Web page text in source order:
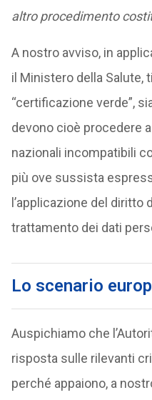
altro procedimento
A nostro avviso, in
il Ministero della Salute,
“certificazione verde”,
devono cioè procedere
nazionali incompatibili
più ove sussista
l’applicazione del diritto
trattamento dei dati
Lo scenario
Auspichiamo che
risposta sulle rilevanti
perché appaiono, a